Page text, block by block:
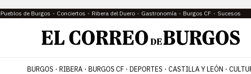
Pueblos de Burgos Conciertos Ribera del Duero Gastronomía Burgos CF Sucesos
BURGOS RIBERA BURGOS CF DEPORTES CASTILLA Y LEÓN